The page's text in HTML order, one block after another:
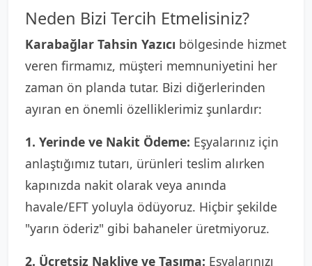
Neden Bizi Tercih Etmelisiniz?
Karabağlar Tahsin Yazıcı bölgesinde hizmet
veren firmamız, müşteri memnuniyetini her
zaman ön planda tutar. Bizi diğerlerinden
ayıran en önemli özelliklerimiz şunlardır:
1. Yerinde ve Nakit Ödeme: Eşyalarınız için
anlaştığımız tutarı, ürünleri teslim alırken
kapınızda nakit olarak veya anında
havale/EFT yoluyla ödüyoruz. Hiçbir şekilde
"yarın öderiz" gibi bahaneler üretmiyoruz.
2. Ücretsiz Nakliye ve Taşıma: Eşyalarınızı